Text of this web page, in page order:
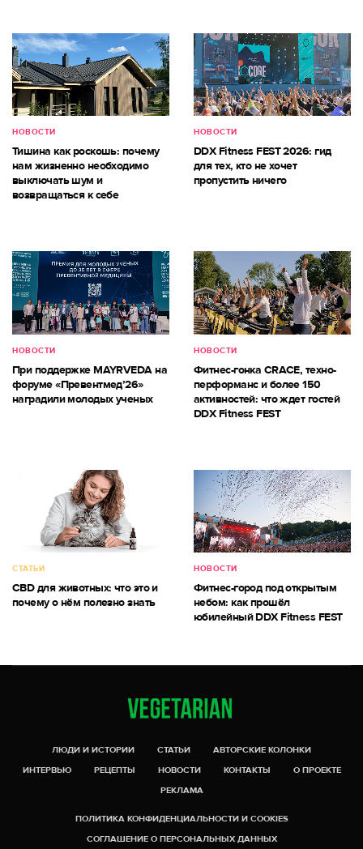
НОВОСТИ
Тишина как роскошь: почему
нам жизненно необходимо
выключать шум и
возвращаться к себе
НОВОСТИ
DDX Fitness FEST 2026: гид
для тех, кто не хочет
пропустить ничего
НОВОСТИ
При поддержке MAYRVEDA на
форуме «Превентмед’26»
наградили молодых ученых
НОВОСТИ
Фитнес-гонка CRACE, техно-
перформанс и более 150
активностей: что ждет гостей
DDX Fitness FEST
СТАТЬИ
CBD для животных: что это и
почему о нём полезно знать
НОВОСТИ
Фитнес-город под открытым
небом: как прошёл
юбилейный DDX Fitness FEST
ЛЮДИ И ИСТОРИИ СТАТЬИ
АВТОРСКИЕ КОЛОНКИ
ИНТЕРВЬЮ
РЕЦЕПТЫ НОВОСТИ КОНТАКТЫ
О ПРОЕКТЕ
РЕКЛАМА
ПОЛИТИКА КОНФИДЕНЦИАЛЬНОСТИ И COOKIES
СОГЛАШЕНИЕ О ПЕРСОНАЛЬНЫХ ДАННЫХ